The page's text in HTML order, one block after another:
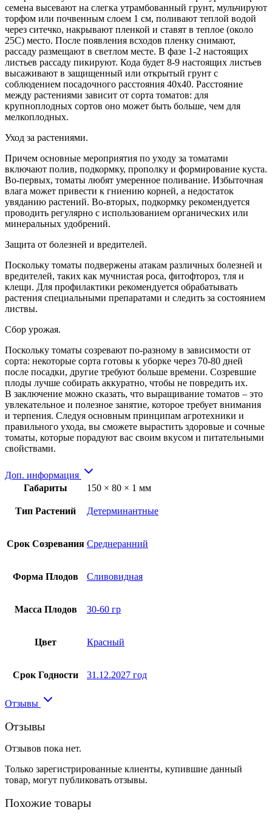
семена высевают на слегка утрамбованный грунт, мульчируют
торфом или почвенным слоем 1 см, поливают теплой водой
через ситечко, накрывают пленкой и ставят в теплое (около
25С) место. После появления всходов пленку снимают,
рассаду размещают в светлом месте. В фазе 1-2 настоящих
листьев рассаду пикируют. Кода будет 8-9 настоящих листьев
высаживают в защищенный или открытый грунт с
соблюдением посадочного расстояния 40х40. Расстояние
между растениями зависит от сорта томатов: для
крупноплодных сортов оно может быть больше, чем для
мелкоплодных.
Уход за растениями.
Причем основные мероприятия по уходу за томатами
включают полив, подкормку, прополку и формирование куста.
Во-первых, томаты любят умеренное поливание. Избыточная
влага может привести к гниению корней, а недостаток
увяданию растений. Во-вторых, подкормку рекомендуется
проводить регулярно с использованием органических или
минеральных удобрений.
Защита от болезней и вредителей.
Поскольку томаты подвержены атакам различных болезней и
вредителей, таких как мучнистая роса, фитофтороз, тля и
клещи. Для профилактики рекомендуется обрабатывать
растения специальными препаратами и следить за состоянием
листвы.
Сбор урожая.
Поскольку томаты созревают по-разному в зависимости от
сорта: некоторые сорта готовы к уборке через 70-80 дней
после посадки, другие требуют больше времени. Созревшие
плоды лучше собирать аккуратно, чтобы не повредить их.
В заключение можно сказать, что выращивание томатов – это
увлекательное и полезное занятие, которое требует внимания
и терпения. Следуя основным принципам агротехники и
правильного ухода, вы сможете вырастить здоровые и сочные
томаты, которые порадуют вас своим вкусом и питательными
свойствами.
Доп. информация
Габариты
150 × 80 × 1 мм
Тип Растений Детерминантные
Срок Созревания Среднеранний
Форма Плодов Сливовидная
Масса Плодов 30-60 гр
Цвет Красный
Срок Годности 31.12.2027 год
Отзывы
Отзывы
Отзывов пока нет.
Только зарегистрированные клиенты, купившие данный
товар, могут публиковать отзывы.
Похожие товары